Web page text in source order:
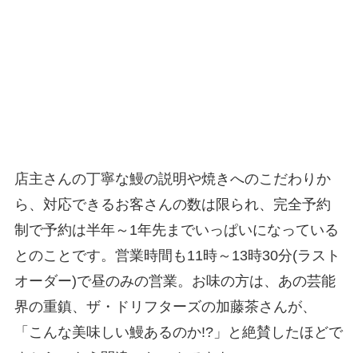
店主さんの丁寧な鰻の説明や焼きへのこだわりか
ら、対応できるお客さんの数は限られ、完全予約
制で予約は半年～1年先までいっぱいになっている
とのことです。営業時間も11時～13時30分(ラスト
オーダー)で昼のみの営業。お味の方は、あの芸能
界の重鎮、ザ・ドリフターズの加藤茶さんが、
「こんな美味しい鰻あるのか!?」と絶賛したほどで